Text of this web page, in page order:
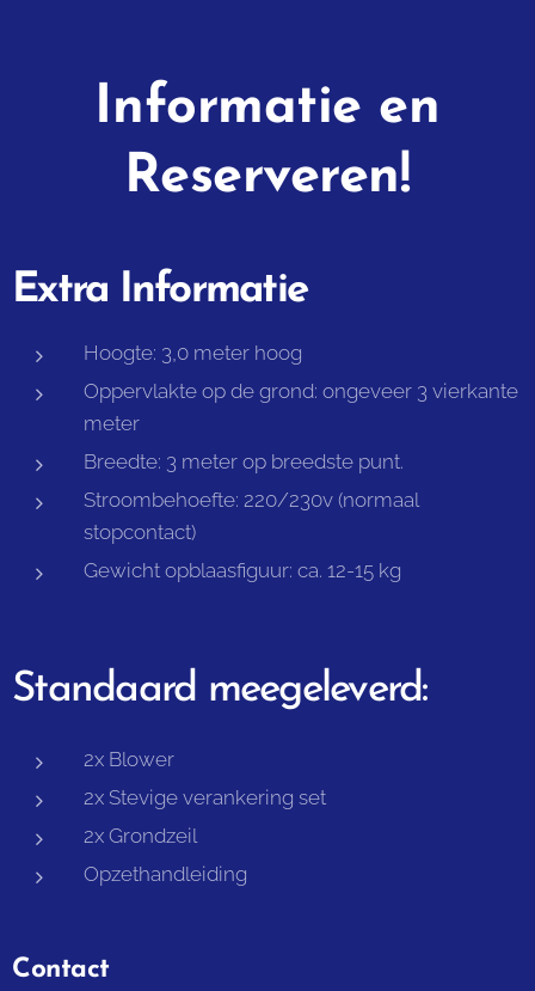
Informatie en
Reserveren!
Extra Informatie
Hoogte: 3,0 meter hoog
Oppervlakte op de grond: ongeveer 3 vierkante
meter
Breedte: 3 meter op breedste punt.
Stroombehoefte: 220/230v (normaal
stopcontact)
Gewicht opblaasfiguur: ca. 12-15 kg
Standaard meegeleverd:
2x Blower
2x Stevige verankering set
2x Grondzeil
Opzethandleiding
Contact